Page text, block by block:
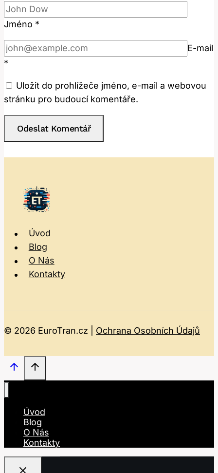
Jméno *
E-mail
*
Uložit do prohlížeče jméno, e-mail a webovou
stránku pro budoucí komentáře.
Úvod
Blog
O Nás
Kontakty
© 2026 EuroTran.cz | Ochrana Osobních Údajů
Úvod
Blog
O Nás
Kontakty